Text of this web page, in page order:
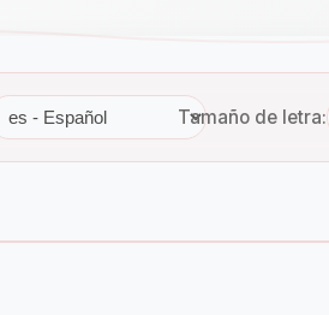
Tamaño de letra: